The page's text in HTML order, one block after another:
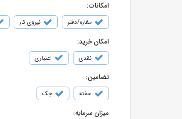
امکانات:
مغازه/دفتر نیروی کار
امکان خرید:
نقدی اعتباری
تضامین:
سفته چک
میزان سرمایه: